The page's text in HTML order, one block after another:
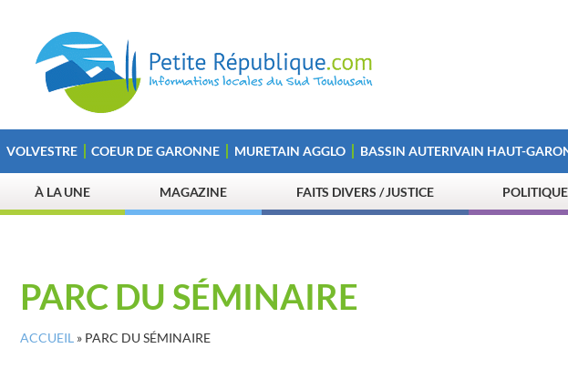
VOLVESTRE COEUR DE GARONNE MURETAIN AGGLO BASSIN AUTERIVAIN HAUT-
À LA UNE MAGAZINE FAITS DIVERS / JUSTICE POLITIQUE
PARC DU SÉMINAIRE
ACCUEIL » PARC DU SÉMINAIRE